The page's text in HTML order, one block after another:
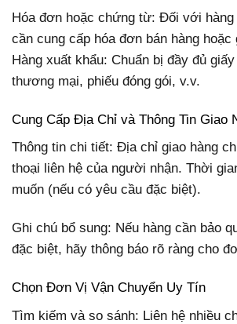
Hóa đơn hoặc chứng từ: Đối với hàng
cần cung cấp hóa đơn bán hàng
Hàng xuất khẩu: Chuẩn bị đầy đủ
thương mại, phiếu đóng gói, v.v.
Cung Cấp Địa Chỉ và Thông Tin Giao
Thông tin chi tiết: Địa chỉ giao hàng
thoại liên hệ của người nhận. Thời
muốn (nếu có yêu cầu đặc biệt).
Ghi chú bổ sung: Nếu hàng cần bảo
đặc biệt, hãy thông báo rõ ràng cho
Chọn Đơn Vị Vận Chuyển Uy Tín
Tìm kiếm và so sánh: Liên hệ nhiều